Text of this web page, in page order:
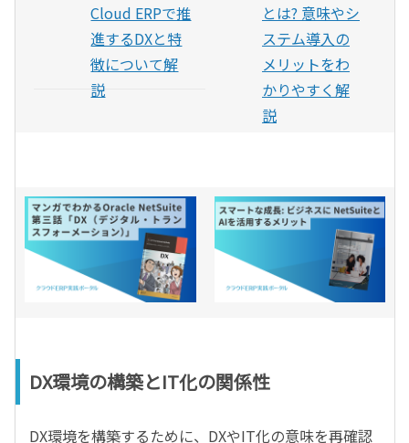
Cloud ERPで推
進するDXと特
徴について解
説
とは? 意味やシ
ステム導入の
メリットをわ
かりやすく解
説
DX環境の構築とIT化の関係性
DX環境を構築するために、DXやIT化の意味を再確認